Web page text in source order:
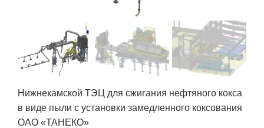
Нижнекамской ТЭЦ для сжигания нефтяного кокса
в виде пыли с установки замедленного коксования
ОАО «ТАНЕКО»